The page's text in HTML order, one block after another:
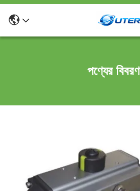
পণ্যের বিবরণ